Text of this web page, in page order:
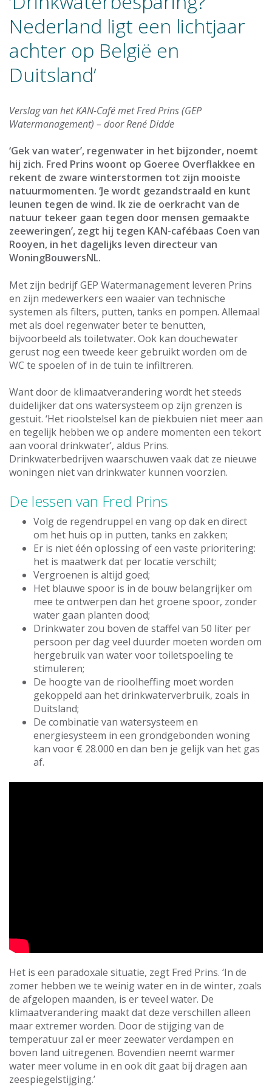
Nederland ligt een lichtjaar
achter op België en
Duitsland’
Verslag van het KAN-Café met Fred Prins (GEP
Watermanagement) – door René Didde
‘Gek van water’, regenwater in het bijzonder, noemt
hij zich. Fred Prins woont op Goeree Overflakkee en
rekent de zware winterstormen tot zijn mooiste
natuurmomenten. ‘Je wordt gezandstraald en kunt
leunen tegen de wind. Ik zie de oerkracht van de
natuur tekeer gaan tegen door mensen gemaakte
zeeweringen’, zegt hij tegen KAN-cafébaas Coen van
Rooyen, in het dagelijks leven directeur van
WoningBouwersNL.
Met zijn bedrijf GEP Watermanagement leveren Prins
en zijn medewerkers een waaier van technische
systemen als filters, putten, tanks en pompen. Allemaal
met als doel regenwater beter te benutten,
bijvoorbeeld als toiletwater. Ook kan douchewater
gerust nog een tweede keer gebruikt worden om de
WC te spoelen of in de tuin te infiltreren.
Want door de klimaatverandering wordt het steeds
duidelijker dat ons watersysteem op zijn grenzen is
gestuit. ‘Het rioolstelsel kan de piekbuien niet meer aan
en tegelijk hebben we op andere momenten een tekort
aan vooral drinkwater’, aldus Prins.
Drinkwaterbedrijven waarschuwen vaak dat ze nieuwe
woningen niet van drinkwater kunnen voorzien.
De lessen van Fred Prins
Volg de regendruppel en vang op dak en direct
om het huis op in putten, tanks en zakken;
Er is niet één oplossing of een vaste prioritering:
het is maatwerk dat per locatie verschilt;
Vergroenen is altijd goed;
Het blauwe spoor is in de bouw belangrijker om
mee te ontwerpen dan het groene spoor, zonder
water gaan planten dood;
Drinkwater zou boven de staffel van 50 liter per
persoon per dag veel duurder moeten worden om
hergebruik van water voor toiletspoeling te
stimuleren;
De hoogte van de rioolheffing moet worden
gekoppeld aan het drinkwaterverbruik, zoals in
Duitsland;
De combinatie van watersysteem en
energiesysteem in een grondgebonden woning
kan voor € 28.000 en dan ben je gelijk van het gas
af.
Het is een paradoxale situatie, zegt Fred Prins. ‘In de
zomer hebben we te weinig water en in de winter, zoals
de afgelopen maanden, is er teveel water. De
klimaatverandering maakt dat deze verschillen alleen
maar extremer worden. Door de stijging van de
temperatuur zal er meer zeewater verdampen en
boven land uitregenen. Bovendien neemt warmer
water meer volume in en ook dit gaat bij dragen aan
zeespiegelstijging.’